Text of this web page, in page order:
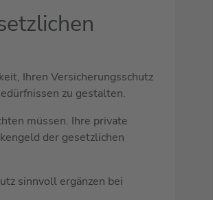
Ihren Versicherungsschutz
zu gestalten.
müssen. Ihre private
der gesetzlichen
sinnvoll ergänzen bei